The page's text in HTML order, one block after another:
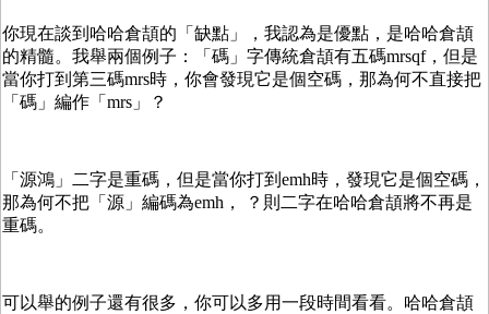
你現在談到哈哈倉頡的「缺點」，我認為是優點，是哈哈倉頡
的精髓。我舉兩個例子：「碼」字傳統倉頡有五碼mrsqf，但是
當你打到第三碼mrs時，你會發現它是個空碼，那為何不直接把
「碼」編作「mrs」？
「源鴻」二字是重碼，但是當你打到emh時，發現它是個空碼，
那為何不把「源」編碼為emh， ？則二字在哈哈倉頡將不再是
重碼。
可以舉的例子還有很多，你可以多用一段時間看看。哈哈倉頡